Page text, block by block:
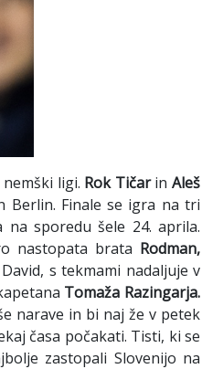
ligi. Rok Tičarin Aleš
Berlin. Finale se igra na tri
sporedu šele 24. aprila.
nastopata brata Rodman,
s tekmami nadaljuje v
Tomaža Razingarja.
narave in bi naj že v petek
časa počakati. Tisti, ki se
zastopali Slovenijo na